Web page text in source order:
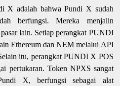
X adalah bahwa Pundi X sudah
berfungsi. Mereka menjalin
lain. Setiap perangkat PUNDI
Ethereum dan NEM melalui API
itu, perangkat PUNDI X POS
pertukaran. Token NPXS sangat
X, berfungsi sebagai alat